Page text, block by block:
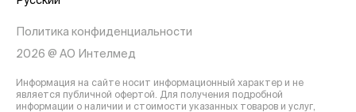
Политика конфиденциальности
2026 @ АО Интелмед
Информация на сайте носит информационный характер и не
является публичной офертой. Для получения подробной
информации о наличии и стоимости указанных товаров и услуг,